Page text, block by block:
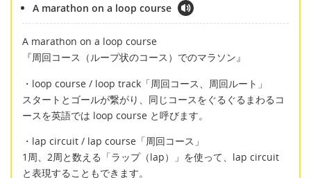
A marathon on a loop course
A marathon on a loop course
『周回コース（ループ状のコース）でのマラソン』
・loop course / loop track「周回コース、周回ルート」
スタートとゴールが繋がり、同じコースをぐるぐるまわるコ
ースを英語では loop course と呼びます。
・lap circuit / lap course「周回コース」
1周、2周と数える「ラップ（lap）」を使って、lap circuit
と表現することもできます。